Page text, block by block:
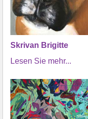
Skrivan Brigitte
Lesen Sie mehr...